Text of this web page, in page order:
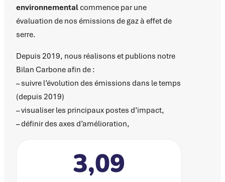
environnementalcommence par une
évaluation de nos émissions de gaz à effet de
serre.
Depuis 2019, nous réalisons et publions notre
Bilan Carbone afin de :
– suivre l’évolution des émissions dans le temps
(depuis 2019)
– visualiser les principaux postes d’impact,
– définir des axes d’amélioration,
3,09